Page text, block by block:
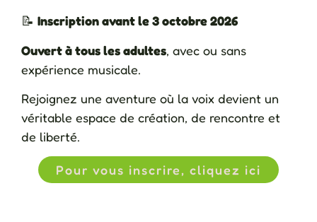
📝 Inscription avant le 3 octobre 2026
Ouvert à tous les adultes, avec ou sans
expérience musicale.
Rejoignez une aventure où la voix devient un
véritable espace de création, de rencontre et
de liberté.
Pour vous inscrire, cliquez ici